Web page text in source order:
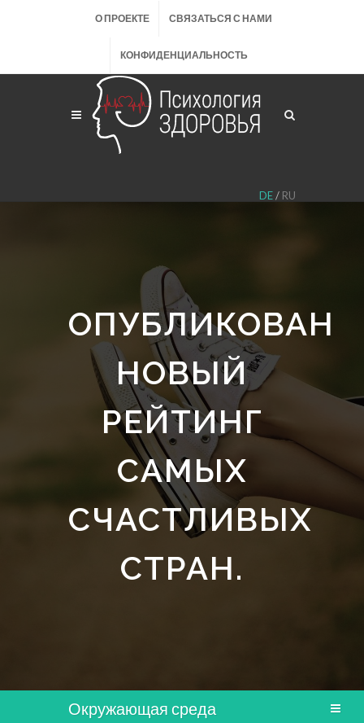
О ПРОЕКТЕ СВЯЗАТЬСЯ С НАМИ
КОНФИДЕНЦИАЛЬНОСТЬ
DE/ RU
ОПУБЛИКОВАН
НОВЫЙ
РЕЙТИНГ
САМЫХ
СЧАСТЛИВЫХ
СТРАН.
Окружающая среда